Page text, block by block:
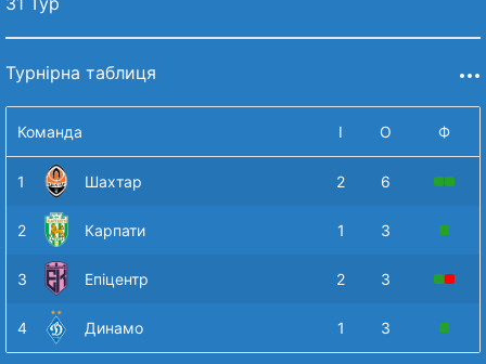
Турнірна таблиця
Команда І О Ф
1 Шахтар 2 6
2 Карпати 1 3
3 Епіцентр 2 3
4 Динамо 1 3